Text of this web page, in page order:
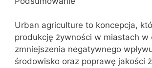
Urban agriculture to koncepcja,
produkcję żywności w miastach w
zmniejszenia negatywnego
środowisko oraz poprawę jakości